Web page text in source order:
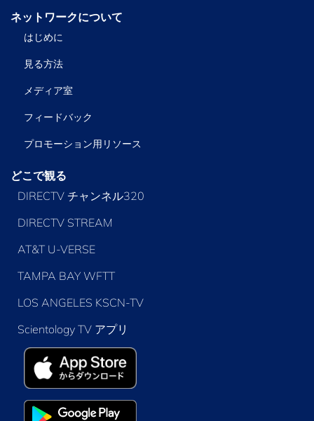
ネットワークについて
はじめに
見る方法
メディア室
フィードバック
プロモーション用リソース
どこで観る
DIRECTV チャンネル320
DIRECTV STREAM
AT&T U-VERSE
TAMPA BAY WFTT
LOS ANGELES KSCN-TV
Scientology TV アプリ